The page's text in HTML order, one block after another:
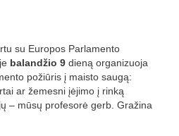
su Europos Parlamento
balandžio 9 dieną organizuoja
požiūris į maisto saugą:
ar žemesni įėjimo į rinką
– mūsų profesorė gerb. Gražina